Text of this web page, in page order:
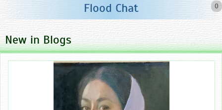
0
Flood Chat
New in Blogs